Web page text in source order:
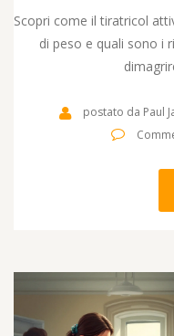
Scopri come il tiratricol
di peso e quali sono i
postato da Paul